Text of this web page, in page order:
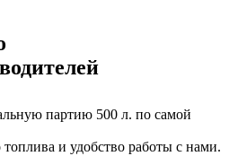
партию 500 л. по самой
и удобство работы с нами.